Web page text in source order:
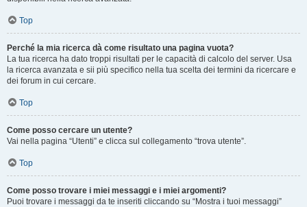
Top
Perché la mia ricerca dà come risultato una pagina vuota?
La tua ricerca ha dato troppi risultati per le capacità di calcolo del server. Usa
la ricerca avanzata e sii più specifico nella tua scelta dei termini da ricercare e
dei forum in cui cercare.
Top
Come posso cercare un utente?
Vai nella pagina “Utenti” e clicca sul collegamento “trova utente”.
Top
Come posso trovare i miei messaggi e i miei argomenti?
Puoi trovare i messaggi da te inseriti cliccando su “Mostra i tuoi messaggi”